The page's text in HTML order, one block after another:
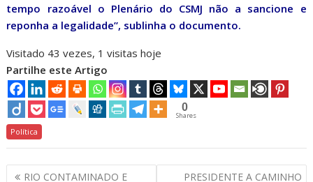
tempo razoável o Plenário do CSMJ não a sancione e
reponha a legalidade”, sublinha o documento.
Visitado 43 vezes, 1 visitas hoje
Partilhe este Artigo
0
Shares
Política
Navegação
RIO CONTAMINADO E
PRESIDENTE A CAMINHO